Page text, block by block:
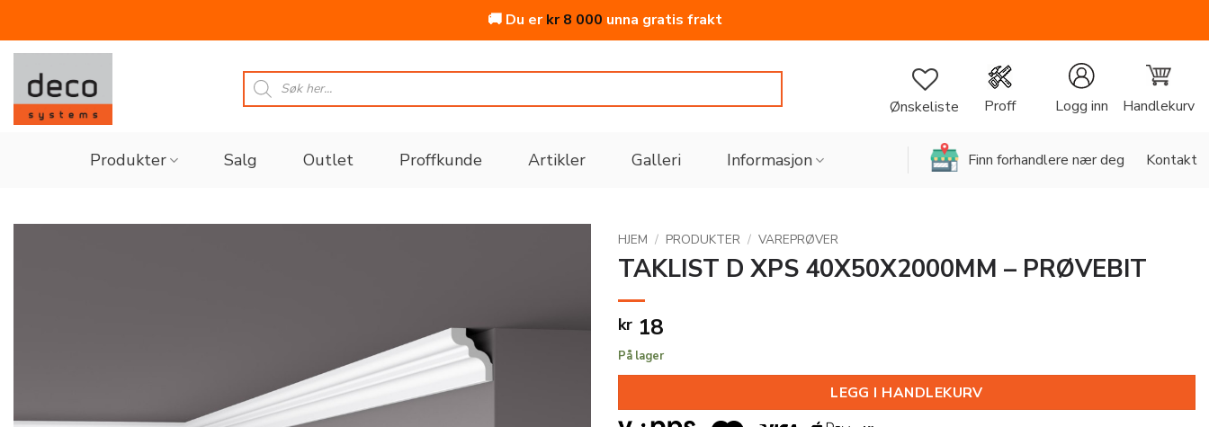
🚚 Du erkr8 000 unna gratis frakt
Skip
content
Products
search
Ønskeliste Proff Logg inn Handlekurv
Produkter Salg Outlet Proffkunde Artikler Galleri Informasjon Finn forhandlere nær deg Kontakt
HJEM / PRODUKTER / VAREPRØVER
TAKLIST D XPS 40X50X2000MM – PRØVEBIT
kr 18
På lager
LEGG I HANDLEKURV